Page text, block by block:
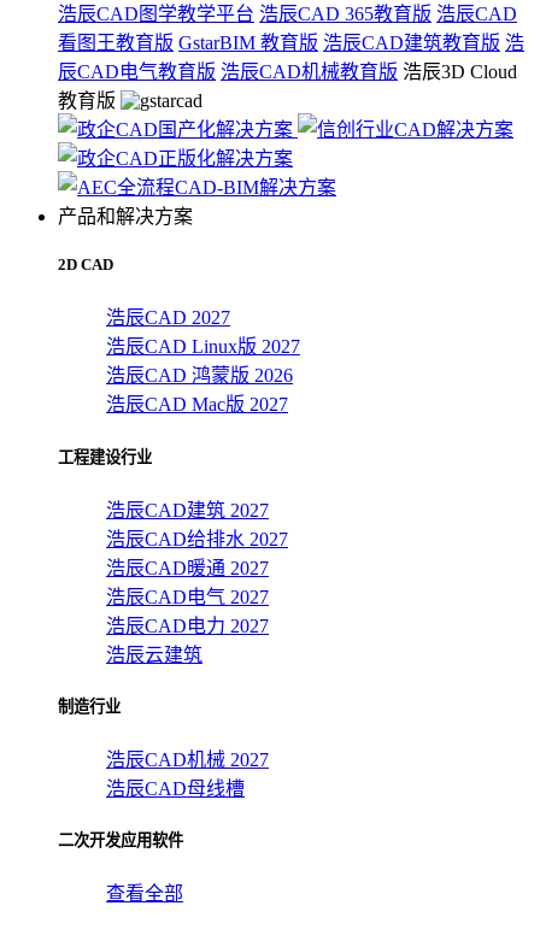
浩辰CAD图学教学平台 浩辰CAD 365教育版 浩辰CAD
看图王教育版 GstarBIM 教育版 浩辰CAD建筑教育版 浩
辰CAD电气教育版 浩辰CAD机械教育版 浩辰3D Cloud
教育版
产品和解决方案
2D CAD
浩辰CAD 2027
浩辰CAD Linux版 2027
浩辰CAD 鸿蒙版 2026
浩辰CAD Mac版 2027
工程建设行业
浩辰CAD建筑 2027
浩辰CAD给排水 2027
浩辰CAD暖通 2027
浩辰CAD电气 2027
浩辰CAD电力 2027
浩辰云建筑
制造行业
浩辰CAD机械 2027
浩辰CAD母线槽
二次开发应用软件
查看全部